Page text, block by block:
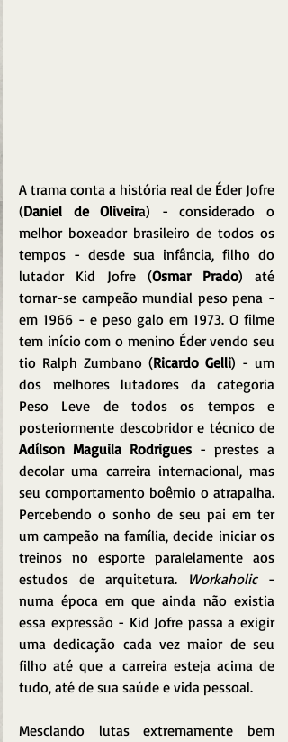
A trama conta a história real de Éder Jofre
(Daniel de Oliveira) - considerado o
melhor boxeador brasileiro de todos os
tempos - desde sua infância, filho do
lutador Kid Jofre (Osmar Prado) até
tornar-se campeão mundial peso pena -
em 1966 - e peso galo em 1973. O filme
tem início com o menino Éder vendo seu
tio Ralph Zumbano (Ricardo Gelli) - um
dos melhores lutadores da categoria
Peso Leve de todos os tempos e
Adílson Maguila Rodrigues - prestes a
decolar uma carreira internacional, mas
seu comportamento boêmio o atrapalha.
Percebendo o sonho de seu pai em ter
um campeão na família, decide iniciar os
treinos no esporte paralelamente aos
estudos de arquitetura. Workaholic -
numa época em que ainda não existia
essa expressão - Kid Jofre passa a exigir
uma dedicação cada vez maior de seu
filho até que a carreira esteja acima de
tudo, até de sua saúde e vida pessoal.
Mesclando lutas extremamente bem